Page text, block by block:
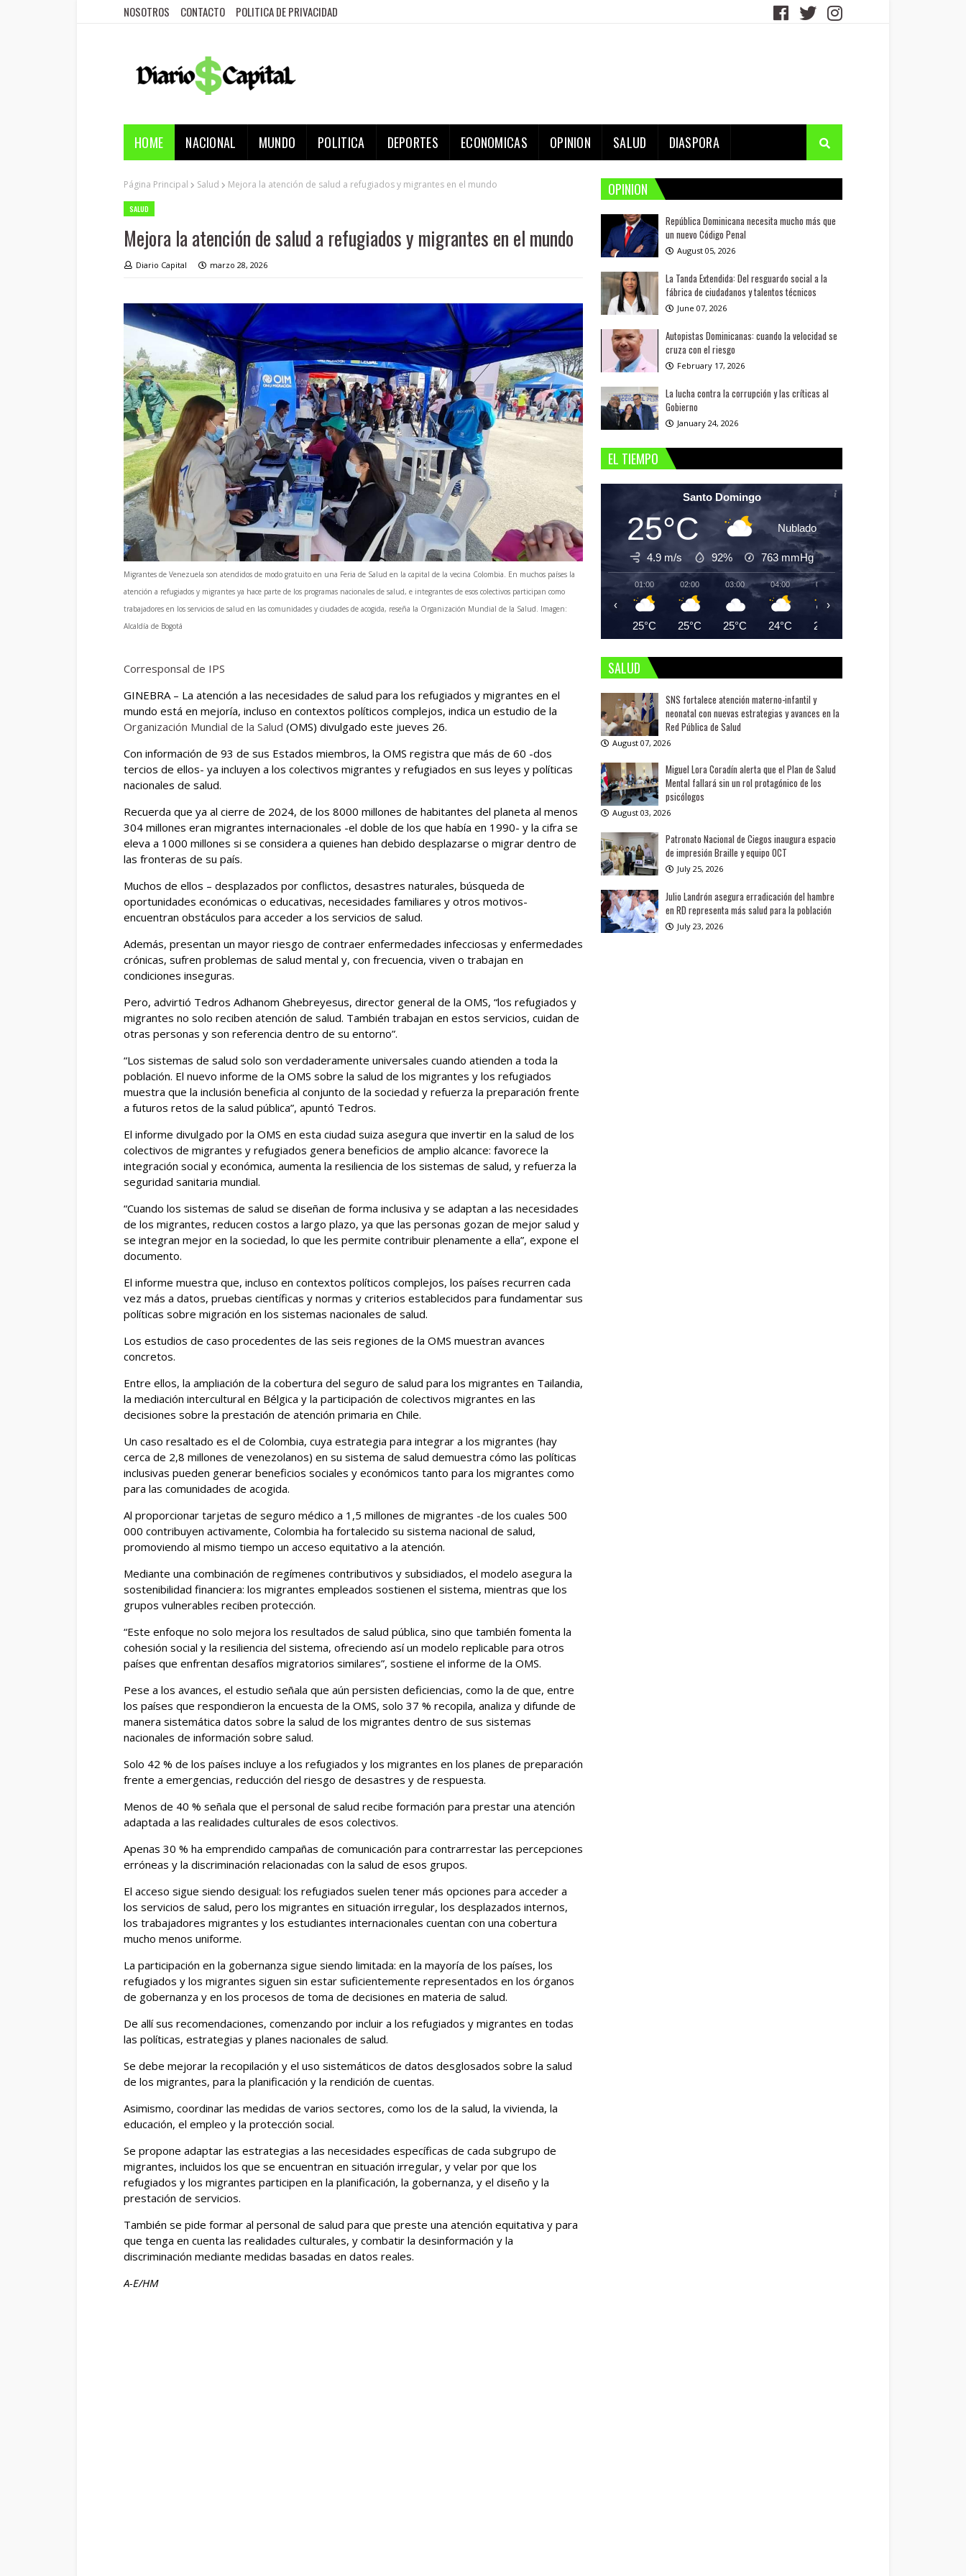
NOSOTROS CONTACTO POLITICA DE PRIVACIDAD
HOME NACIONAL MUNDO POLITICA DEPORTES ECONOMICAS OPINION SALUD DIASPORA
Página Principal Salud Mejora la atención de salud a refugiados y migrantes en el mundo
SALUD
Mejora la atención de salud a refugiados y migrantes en el mundo
Diario Capital marzo 28, 2026
Migrantes de Venezuela son atendidos de modo gratuito en una Feria de Salud en la capital de la vecina Colombia. En muchos países la
atención a refugiados y migrantes ya hace parte de los programas nacionales de salud, e integrantes de esos colectivos participan como
trabajadores en los servicios de salud en las comunidades y ciudades de acogida, reseña la Organización Mundial de la Salud. Imagen:
Alcaldía de Bogotá
Corresponsal de IPS
GINEBRA – La atención a las necesidades de salud para los refugiados y migrantes en el
mundo está en mejoría, incluso en contextos políticos complejos, indica un estudio de la
Organización Mundial de la Salud (OMS) divulgado este jueves 26.
Con información de 93 de sus Estados miembros, la OMS registra que más de 60 -dos
tercios de ellos- ya incluyen a los colectivos migrantes y refugiados en sus leyes y políticas
nacionales de salud.
Recuerda que ya al cierre de 2024, de los 8000 millones de habitantes del planeta al menos
304 millones eran migrantes internacionales -el doble de los que había en 1990- y la cifra se
eleva a 1000 millones si se considera a quienes han debido desplazarse o migrar dentro de
las fronteras de su país.
Muchos de ellos – desplazados por conflictos, desastres naturales, búsqueda de
oportunidades económicas o educativas, necesidades familiares y otros motivos-
encuentran obstáculos para acceder a los servicios de salud.
Además, presentan un mayor riesgo de contraer enfermedades infecciosas y enfermedades
crónicas, sufren problemas de salud mental y, con frecuencia, viven o trabajan en
condiciones inseguras.
Pero, advirtió Tedros Adhanom Ghebreyesus, director general de la OMS, “los refugiados y
migrantes no solo reciben atención de salud. También trabajan en estos servicios, cuidan de
otras personas y son referencia dentro de su entorno”.
“Los sistemas de salud solo son verdaderamente universales cuando atienden a toda la
población. El nuevo informe de la OMS sobre la salud de los migrantes y los refugiados
muestra que la inclusión beneficia al conjunto de la sociedad y refuerza la preparación frente
a futuros retos de la salud pública”, apuntó Tedros.
El informe divulgado por la OMS en esta ciudad suiza asegura que invertir en la salud de los
colectivos de migrantes y refugiados genera beneficios de amplio alcance: favorece la
integración social y económica, aumenta la resiliencia de los sistemas de salud, y refuerza la
seguridad sanitaria mundial.
“Cuando los sistemas de salud se diseñan de forma inclusiva y se adaptan a las necesidades
de los migrantes, reducen costos a largo plazo, ya que las personas gozan de mejor salud y
se integran mejor en la sociedad, lo que les permite contribuir plenamente a ella”, expone el
documento.
El informe muestra que, incluso en contextos políticos complejos, los países recurren cada
vez más a datos, pruebas científicas y normas y criterios establecidos para fundamentar sus
políticas sobre migración en los sistemas nacionales de salud.
Los estudios de caso procedentes de las seis regiones de la OMS muestran avances
concretos.
Entre ellos, la ampliación de la cobertura del seguro de salud para los migrantes en Tailandia,
la mediación intercultural en Bélgica y la participación de colectivos migrantes en las
decisiones sobre la prestación de atención primaria en Chile.
Un caso resaltado es el de Colombia, cuya estrategia para integrar a los migrantes (hay
cerca de 2,8 millones de venezolanos) en su sistema de salud demuestra cómo las políticas
inclusivas pueden generar beneficios sociales y económicos tanto para los migrantes como
para las comunidades de acogida.
Al proporcionar tarjetas de seguro médico a 1,5 millones de migrantes -de los cuales 500
000 contribuyen activamente, Colombia ha fortalecido su sistema nacional de salud,
promoviendo al mismo tiempo un acceso equitativo a la atención.
Mediante una combinación de regímenes contributivos y subsidiados, el modelo asegura la
sostenibilidad financiera: los migrantes empleados sostienen el sistema, mientras que los
grupos vulnerables reciben protección.
“Este enfoque no solo mejora los resultados de salud pública, sino que también fomenta la
cohesión social y la resiliencia del sistema, ofreciendo así un modelo replicable para otros
países que enfrentan desafíos migratorios similares”, sostiene el informe de la OMS.
Pese a los avances, el estudio señala que aún persisten deficiencias, como la de que, entre
los países que respondieron la encuesta de la OMS, solo 37 % recopila, analiza y difunde de
manera sistemática datos sobre la salud de los migrantes dentro de sus sistemas
nacionales de información sobre salud.
Solo 42 % de los países incluye a los refugiados y los migrantes en los planes de preparación
frente a emergencias, reducción del riesgo de desastres y de respuesta.
Menos de 40 % señala que el personal de salud recibe formación para prestar una atención
adaptada a las realidades culturales de esos colectivos.
Apenas 30 % ha emprendido campañas de comunicación para contrarrestar las percepciones
erróneas y la discriminación relacionadas con la salud de esos grupos.
El acceso sigue siendo desigual: los refugiados suelen tener más opciones para acceder a
los servicios de salud, pero los migrantes en situación irregular, los desplazados internos,
los trabajadores migrantes y los estudiantes internacionales cuentan con una cobertura
mucho menos uniforme.
La participación en la gobernanza sigue siendo limitada: en la mayoría de los países, los
refugiados y los migrantes siguen sin estar suficientemente representados en los órganos
de gobernanza y en los procesos de toma de decisiones en materia de salud.
De allí sus recomendaciones, comenzando por incluir a los refugiados y migrantes en todas
las políticas, estrategias y planes nacionales de salud.
Se debe mejorar la recopilación y el uso sistemáticos de datos desglosados sobre la salud
de los migrantes, para la planificación y la rendición de cuentas.
Asimismo, coordinar las medidas de varios sectores, como los de la salud, la vivienda, la
educación, el empleo y la protección social.
Se propone adaptar las estrategias a las necesidades específicas de cada subgrupo de
migrantes, incluidos los que se encuentran en situación irregular, y velar por que los
refugiados y los migrantes participen en la planificación, la gobernanza, y el diseño y la
prestación de servicios.
También se pide formar al personal de salud para que preste una atención equitativa y para
que tenga en cuenta las realidades culturales, y combatir la desinformación y la
discriminación mediante medidas basadas en datos reales.
A-E/HM
OPINION
República Dominicana necesita mucho más que
un nuevo Código Penal
August 05, 2026
La Tanda Extendida: Del resguardo social a la
fábrica de ciudadanos y talentos técnicos
June 07, 2026
Autopistas Dominicanas: cuando la velocidad se
cruza con el riesgo
February 17, 2026
La lucha contra la corrupción y las críticas al
Gobierno
January 24, 2026
EL TIEMPO
Santo Domingo
25°C Nublado
4.9 m/s 92% 763 mmHg
01:00
25°C
02:00
25°C
03:00
25°C
04:00
24°C
05:00
24°C
‹ ›
SALUD
SNS fortalece atención materno-infantil y
neonatal con nuevas estrategias y avances en la
Red Pública de Salud
August 07, 2026
Miguel Lora Coradín alerta que el Plan de Salud
Mental fallará sin un rol protagónico de los
psicólogos
August 03, 2026
Patronato Nacional de Ciegos inaugura espacio
de impresión Braille y equipo OCT
July 25, 2026
Julio Landrón asegura erradicación del hambre
en RD representa más salud para la población
July 23, 2026